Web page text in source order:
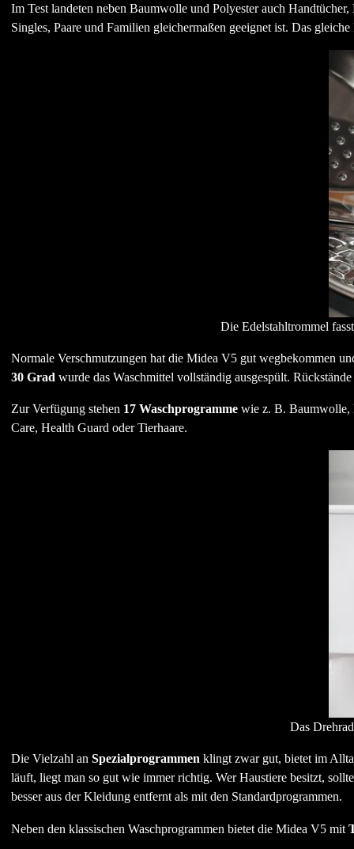
Im Test landeten neben Baumwolle und Polyester auch
Singles, Paare und Familien gleichermaßen geeignet ist. Das
Die Edelstahltrommel
Normale Verschmutzungen hat die Midea V5 gut wegbekommen
30 Grad wurde das Waschmittel vollständig ausgespült.
Zur Verfügung stehen 17 Waschprogrammewie z. B. Baumwolle,
Care, Health Guard oder Tierhaare.
Das
Die Vielzahl an Spezialprogrammen klingt zwar gut, bietet im
läuft, liegt man so gut wie immer richtig. Wer Haustiere besitzt,
besser aus der Kleidung entfernt als mit den Standardprogrammen.
Neben den klassischen Waschprogrammen bietet die Midea V5 mit